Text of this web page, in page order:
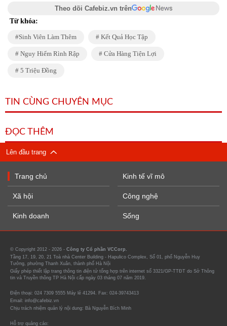
Theo dõi Cafebiz.vn trên
Từ khóa:
Sinh Viên Làm Thêm Kết Quả Học Tập
Nguy Hiểm Rình Rập Cửa Hàng Tiện Lợi
5 Triệu Đồng
TIN CÙNG CHUYÊN MỤC
ĐỌC THÊM
Lên đầu trang
Trang chủ
Xã hội
Kinh doanh
Kinh tế vĩ mô
Công nghệ
Sống
© Copyright 2012 - 2026 - Công ty Cổ phần VCCorp.
Tầng 17, 19, 20, 21 Toà nhà Center Building - Hapulico Complex, Số 01, phố Nguyễn Huy
Tưởng, phường Thanh Xuân, thành phố Hà Nội
Giấy phép thiết lập trang thông tin điện tử tổng hợp trên internet số 3321/GP-TTĐT do Sở Thông
tin và Truyền thông TP Hà Nội cấp ngày 03 tháng 07 năm 2019.
Điện thoại: 024 7309 5555 Máy lẻ 41294. Fax: 024-39743413
Email: info@cafebiz.vn
Chịu trách nhiệm quản lý nội dung: Bà Nguyễn Bích Minh
Hỗ trợ quảng cáo: